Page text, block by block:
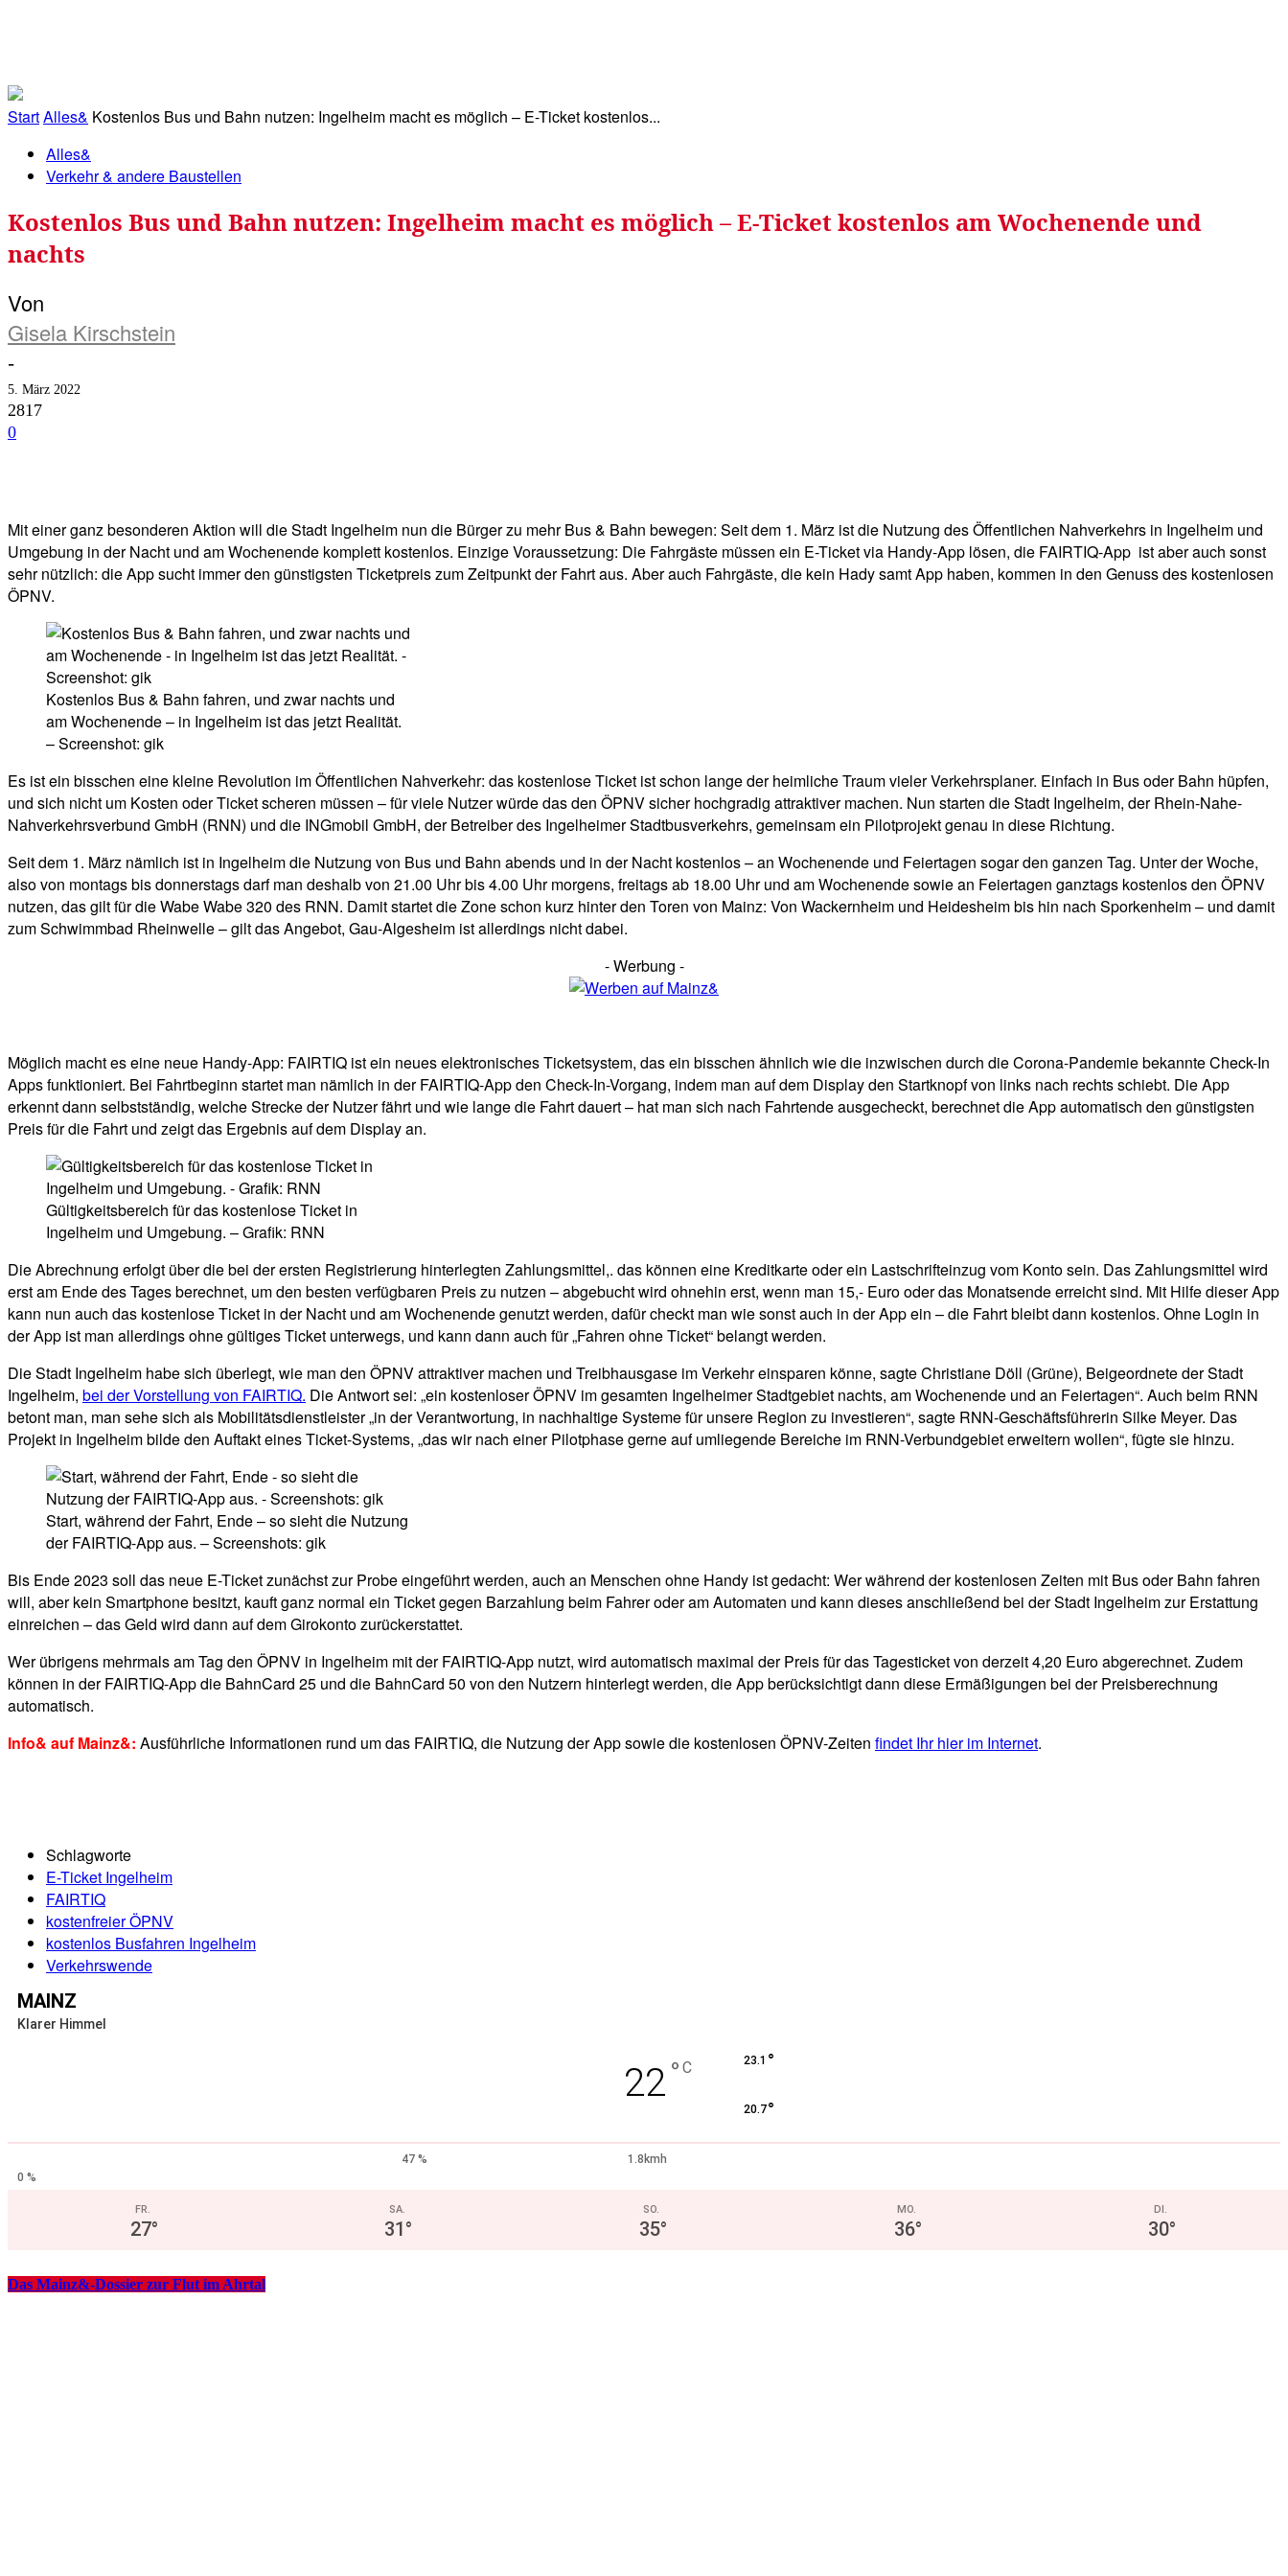
StartAlles& Kostenlos Bus und Bahn nutzen: Ingelheim macht es möglich – E-Ticket kostenlos...
Alles&
Verkehr & andere Baustellen
Kostenlos Bus und Bahn nutzen: Ingelheim macht es möglich – E-Ticket kostenlos am Wochenende und
nachts
Von
Gisela Kirschstein
-
5. März 2022
2817
0
Mit einer ganz besonderen Aktion will die Stadt Ingelheim nun die Bürger zu mehr Bus & Bahn bewegen: Seit dem 1. März ist die Nutzung des Öffentlichen Nahverkehrs in Ingelheim und
Umgebung in der Nacht und am Wochenende komplett kostenlos. Einzige Voraussetzung: Die Fahrgäste müssen ein E-Ticket via Handy-App lösen, die FAIRTIQ-App ist aber auch sonst
sehr nützlich: die App sucht immer den günstigsten Ticketpreis zum Zeitpunkt der Fahrt aus. Aber auch Fahrgäste, die kein Hady samt App haben, kommen in den Genuss des kostenlosen
ÖPNV.
Kostenlos Bus & Bahn fahren, und zwar nachts und
am Wochenende – in Ingelheim ist das jetzt Realität.
– Screenshot: gik
Es ist ein bisschen eine kleine Revolution im Öffentlichen Nahverkehr: das kostenlose Ticket ist schon lange der heimliche Traum vieler Verkehrsplaner. Einfach in Bus oder Bahn hüpfen,
und sich nicht um Kosten oder Ticket scheren müssen – für viele Nutzer würde das den ÖPNV sicher hochgradig attraktiver machen. Nun starten die Stadt Ingelheim, der Rhein-Nahe-
Nahverkehrsverbund GmbH (RNN) und die INGmobil GmbH, der Betreiber des Ingelheimer Stadtbusverkehrs, gemeinsam ein Pilotprojekt genau in diese Richtung.
Seit dem 1. März nämlich ist in Ingelheim die Nutzung von Bus und Bahn abends und in der Nacht kostenlos – an Wochenende und Feiertagen sogar den ganzen Tag. Unter der Woche,
also von montags bis donnerstags darf man deshalb von 21.00 Uhr bis 4.00 Uhr morgens, freitags ab 18.00 Uhr und am Wochenende sowie an Feiertagen ganztags kostenlos den ÖPNV
nutzen, das gilt für die Wabe Wabe 320 des RNN. Damit startet die Zone schon kurz hinter den Toren von Mainz: Von Wackernheim und Heidesheim bis hin nach Sporkenheim – und damit
zum Schwimmbad Rheinwelle – gilt das Angebot, Gau-Algesheim ist allerdings nicht dabei.
- Werbung -
Möglich macht es eine neue Handy-App: FAIRTIQ ist ein neues elektronisches Ticketsystem, das ein bisschen ähnlich wie die inzwischen durch die Corona-Pandemie bekannte Check-In
Apps funktioniert. Bei Fahrtbeginn startet man nämlich in der FAIRTIQ-App den Check-In-Vorgang, indem man auf dem Display den Startknopf von links nach rechts schiebt. Die App
erkennt dann selbstständig, welche Strecke der Nutzer fährt und wie lange die Fahrt dauert – hat man sich nach Fahrtende ausgecheckt, berechnet die App automatisch den günstigsten
Preis für die Fahrt und zeigt das Ergebnis auf dem Display an.
Gültigkeitsbereich für das kostenlose Ticket in
Ingelheim und Umgebung. – Grafik: RNN
Die Abrechnung erfolgt über die bei der ersten Registrierung hinterlegten Zahlungsmittel,. das können eine Kreditkarte oder ein Lastschrifteinzug vom Konto sein. Das Zahlungsmittel wird
erst am Ende des Tages berechnet, um den besten verfügbaren Preis zu nutzen – abgebucht wird ohnehin erst, wenn man 15,- Euro oder das Monatsende erreicht sind. Mit Hilfe dieser App
kann nun auch das kostenlose Ticket in der Nacht und am Wochenende genutzt werden, dafür checkt man wie sonst auch in der App ein – die Fahrt bleibt dann kostenlos. Ohne Login in
der App ist man allerdings ohne gültiges Ticket unterwegs, und kann dann auch für „Fahren ohne Ticket“ belangt werden.
Die Stadt Ingelheim habe sich überlegt, wie man den ÖPNV attraktiver machen und Treibhausgase im Verkehr einsparen könne, sagte Christiane Döll (Grüne), Beigeordnete der Stadt
Ingelheim, bei der Vorstellung von FAIRTIQ. Die Antwort sei: „ein kostenloser ÖPNV im gesamten Ingelheimer Stadtgebiet nachts, am Wochenende und an Feiertagen“. Auch beim RNN
betont man, man sehe sich als Mobilitätsdienstleister „in der Verantwortung, in nachhaltige Systeme für unsere Region zu investieren“, sagte RNN-Geschäftsführerin Silke Meyer. Das
Projekt in Ingelheim bilde den Auftakt eines Ticket-Systems, „das wir nach einer Pilotphase gerne auf umliegende Bereiche im RNN-Verbundgebiet erweitern wollen“, fügte sie hinzu.
Start, während der Fahrt, Ende – so sieht die Nutzung
der FAIRTIQ-App aus. – Screenshots: gik
Bis Ende 2023 soll das neue E-Ticket zunächst zur Probe eingeführt werden, auch an Menschen ohne Handy ist gedacht: Wer während der kostenlosen Zeiten mit Bus oder Bahn fahren
will, aber kein Smartphone besitzt, kauft ganz normal ein Ticket gegen Barzahlung beim Fahrer oder am Automaten und kann dieses anschließend bei der Stadt Ingelheim zur Erstattung
einreichen – das Geld wird dann auf dem Girokonto zurückerstattet.
Wer übrigens mehrmals am Tag den ÖPNV in Ingelheim mit der FAIRTIQ-App nutzt, wird automatisch maximal der Preis für das Tagesticket von derzeit 4,20 Euro abgerechnet. Zudem
können in der FAIRTIQ-App die BahnCard 25 und die BahnCard 50 von den Nutzern hinterlegt werden, die App berücksichtigt dann diese Ermäßigungen bei der Preisberechnung
automatisch.
Info& auf Mainz&: Ausführliche Informationen rund um das FAIRTIQ, die Nutzung der App sowie die kostenlosen ÖPNV-Zeiten findet Ihr hier im Internet.
Schlagworte
E-Ticket Ingelheim
FAIRTIQ
kostenfreier ÖPNV
kostenlos Busfahren Ingelheim
Verkehrswende
MAINZ
Klarer Himmel
22 ° C 23.1 °
20.7°
47 %
1.8kmh
0 %
FR.
27°
SA.
31 °
SO.
35°
MO.
36°
DI.
30°
Das Mainz&-Dossier zur Flut im Ahrtal